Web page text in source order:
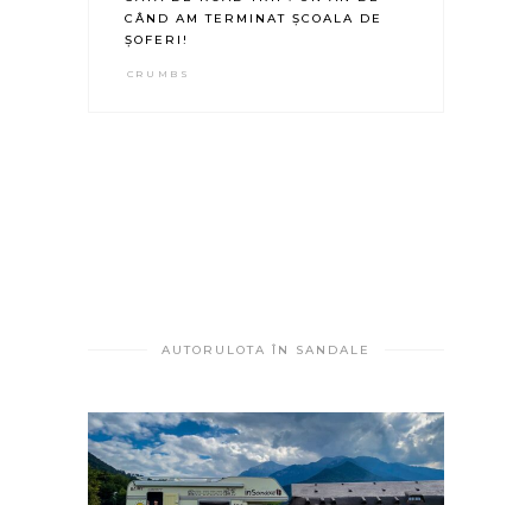
CÂND AM TERMINAT ȘCOALA DE
ȘOFERI!
CRUMBS
AUTORULOTA ÎN SANDALE